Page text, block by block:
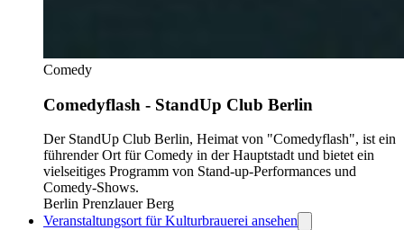
Comedy
Comedyflash - StandUp Club Berlin
Der StandUp Club Berlin, Heimat von "Comedyflash", ist ein
führender Ort für Comedy in der Hauptstadt und bietet ein
vielseitiges Programm von Stand-up-Performances und
Comedy-Shows.
Berlin Prenzlauer Berg
Veranstaltungsort für Kulturbrauerei ansehen